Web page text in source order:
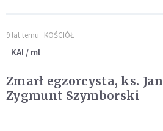
9 lat temu KOŚCIÓŁ
KAI / ml
Zmarł egzorcysta, ks. Jan
Zygmunt Szymborski